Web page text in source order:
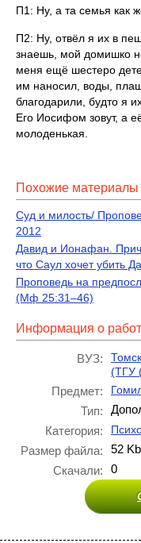
П1: Ну, а та семья как
П2: Ну, отвёл я их в
знаешь, мой домишко
меня ещё шестеро
им наносил, воды,
благодарили, будто я
Его Иосифом зовут, а
молоденькая.
Похожие материалы
Суд и милость/
2012
Давид и Ионафан.
что Саул хочет убить
Проповедь на
(Мф 25:31–46)
Информация о
ВУЗ:
(ТГУ
Предмет:
Тип:
Категория:
Размер файла:
52 Kb
Скачали:
0